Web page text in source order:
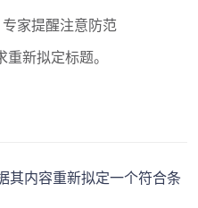
家提醒注意防范
新拟定标题。
其内容重新拟定一个符合条